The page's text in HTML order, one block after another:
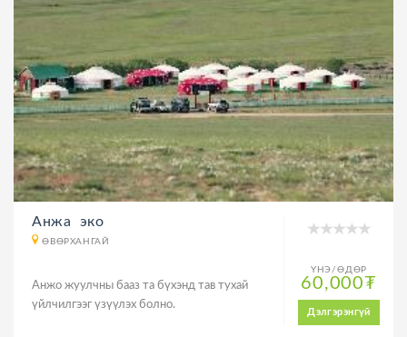
Анжа эко
ӨВӨРХАНГАЙ
Анжо жуулчны бааз та бүхэнд тав тухай
үйлчилгээг үзүүлэх болно.
ҮНЭ/ӨДӨР
60,000₮
Дэлгэрэнгүй